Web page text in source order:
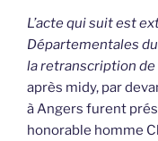
L’acte qui suit est
Départementales
la retranscription de
après midy, par
à Angers furent
honorable homme